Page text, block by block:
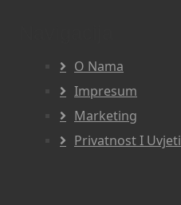
O Nama
Impresum
Marketing
Privatnost I Uvjeti